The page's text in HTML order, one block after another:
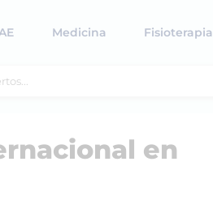
Medicina Fisioterapia
en